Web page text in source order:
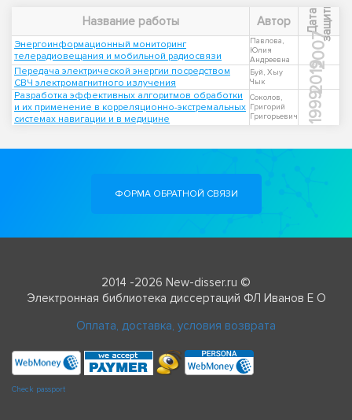
Название работы Автор Д
а
т
а
з
а
щ
и
т ы
Энергоинформационный мониторинг
телерадиовещания и мобильной радиосвязи
Павлова,
Юлия
Андреевна
2007
Передача электрической энергии посредством
СВЧ электромагнитного излучения
Буй, Хыу
Чык
2019
Разработка эффективных алгоритмов обработки
и их применение в корреляционно-экстремальных
системах навигации и в медицине
Соколов,
Григорий
Григорьевич
1999
ФОРМА ОБРАТНОЙ СВЯЗИ
2014 -2026 New-disser.ru ©
Электронная библиотека диссертаций ФЛ Иванов Е О
Оплата, доставка, условия возврата
Check passport